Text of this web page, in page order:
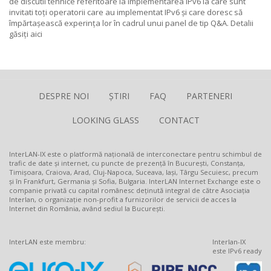
invitati toți operatorii care au implementat IPv6 și care doresc să
împărtașească experința lor în cadrul unui panel de tip Q&A. Detalii
găsiți aici
DESPRE NOI ȘTIRI FAQ PARTENERI
LOOKING GLASS CONTACT
InterLAN-IX este o platformă națională de interconectare pentru schimbul de
trafic de date și internet, cu puncte de prezență în București, Constanța,
Timișoara, Craiova, Arad, Cluj-Napoca, Suceava, Iași, Târgu Secuiesc, precum
și în Frankfurt, Germania și Sofia, Bulgaria. InterLAN Internet Exchange este o
companie privată cu capital românesc deținută integral de către Asociația
Interlan, o organizație non-profit a furnizorilor de servicii de acces la
Internet din România, având sediul la București.
InterLAN este membru:
Interlan-IX
este IPv6 ready